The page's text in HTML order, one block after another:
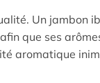
Un jambon
que ses
aromatique